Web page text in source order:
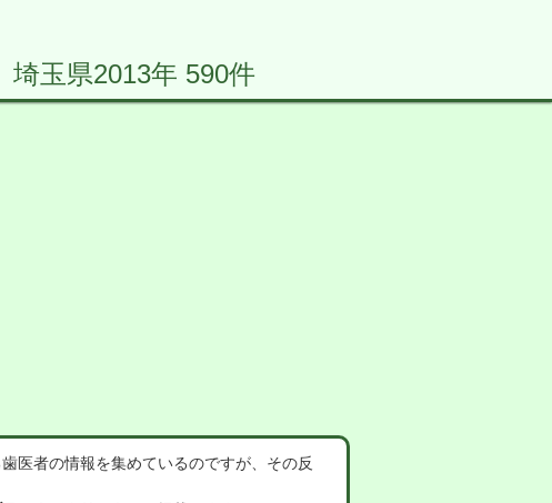
玉県2013年 590件
医者の情報を集めているのですが、その反